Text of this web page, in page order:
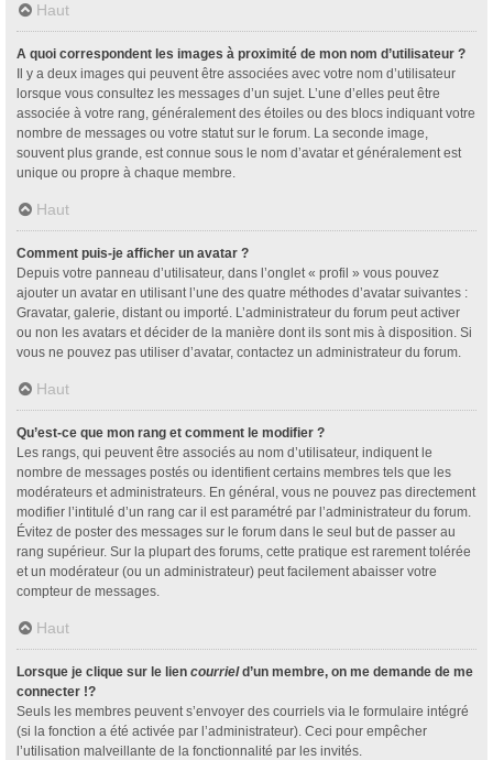
Haut
A quoi correspondent les images à proximité de mon nom d’utilisateur ?
Il y a deux images qui peuvent être associées avec votre nom d’utilisateur
lorsque vous consultez les messages d’un sujet. L’une d’elles peut être
associée à votre rang, généralement des étoiles ou des blocs indiquant votre
nombre de messages ou votre statut sur le forum. La seconde image,
souvent plus grande, est connue sous le nom d’avatar et généralement est
unique ou propre à chaque membre.
Haut
Comment puis-je afficher un avatar ?
Depuis votre panneau d’utilisateur, dans l’onglet « profil » vous pouvez
ajouter un avatar en utilisant l’une des quatre méthodes d’avatar suivantes :
Gravatar, galerie, distant ou importé. L’administrateur du forum peut activer
ou non les avatars et décider de la manière dont ils sont mis à disposition. Si
vous ne pouvez pas utiliser d’avatar, contactez un administrateur du forum.
Haut
Qu’est-ce que mon rang et comment le modifier ?
Les rangs, qui peuvent être associés au nom d’utilisateur, indiquent le
nombre de messages postés ou identifient certains membres tels que les
modérateurs et administrateurs. En général, vous ne pouvez pas directement
modifier l’intitulé d’un rang car il est paramétré par l’administrateur du forum.
Évitez de poster des messages sur le forum dans le seul but de passer au
rang supérieur. Sur la plupart des forums, cette pratique est rarement tolérée
et un modérateur (ou un administrateur) peut facilement abaisser votre
compteur de messages.
Haut
Lorsque je clique sur le lien courrield’un membre, on me demande de me
connecter !?
Seuls les membres peuvent s’envoyer des courriels via le formulaire intégré
(si la fonction a été activée par l’administrateur). Ceci pour empêcher
l’utilisation malveillante de la fonctionnalité par les invités.